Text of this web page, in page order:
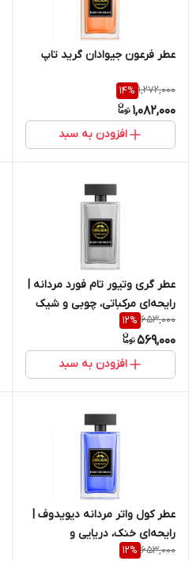
عطر فرعون جیوادان گرید تاپ
1,272,000
14%
1,082,000
افزودن به سبد
عطر گری وتیور تام فورد مردانه |
رایحه‌ای مرکباتی، چوبی و شیک
653,000
12%
569,000
افزودن به سبد
عطر کول واتر مردانه دیویدوف |
رایحه‌ای خنک، دریایی و
آروماتیک
653,000
12%